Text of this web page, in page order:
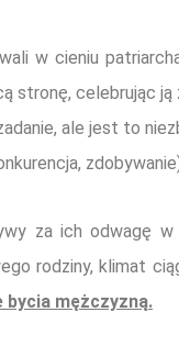
w cieniu
celebrując ją
ale jest to
za ich odwagę
rodziny, klimat
bycia mężczyzną.